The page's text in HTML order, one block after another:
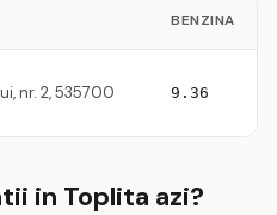
BENZINA
nr. 2, 535700 9.36
in Toplita azi?